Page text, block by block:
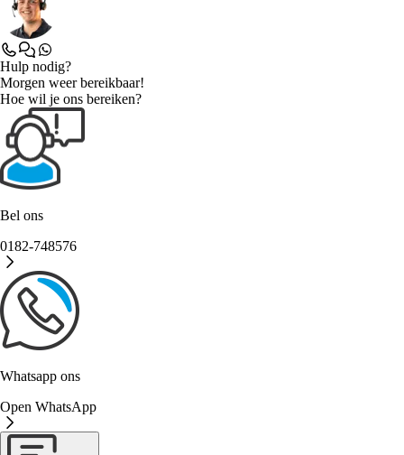
Hulp nodig?
Morgen weer bereikbaar!
Hoe wil je ons bereiken?
Bel ons
0182-748576
Whatsapp ons
Open WhatsApp